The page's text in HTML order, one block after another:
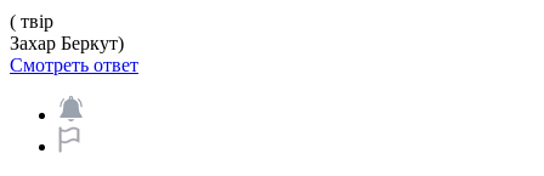
( твір
Захар Беркут)
Смотреть ответ